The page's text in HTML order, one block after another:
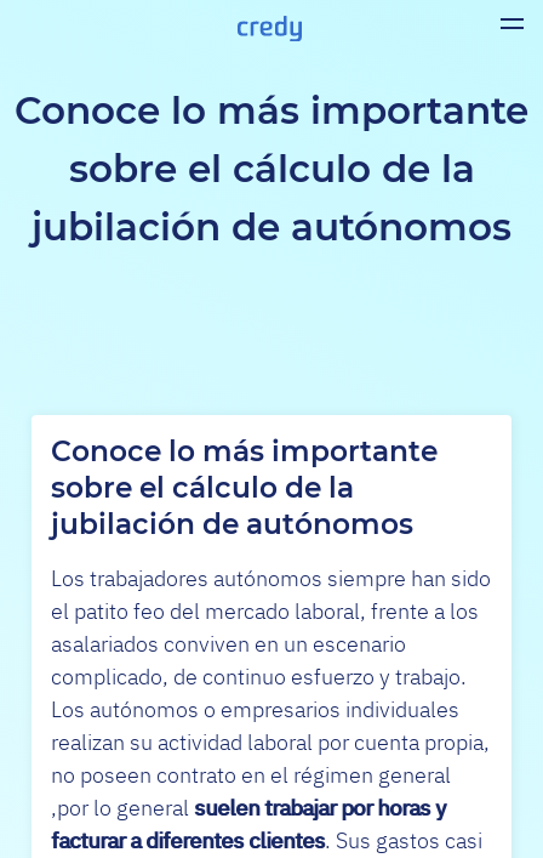
Conoce lo más importante
sobre el cálculo de la
jubilación de autónomos
Conoce lo más importante
sobre el cálculo de la
jubilación de autónomos
Los trabajadores autónomos siempre han sido
el patito feo del mercado laboral, frente a los
asalariados conviven en un escenario
complicado, de continuo esfuerzo y trabajo.
Los autónomos o empresarios individuales
realizan su actividad laboral por cuenta propia,
no poseen contrato en el régimen general
,por lo generalsuelen trabajar por horas y
facturar a diferentes clientes. Sus gastos casi